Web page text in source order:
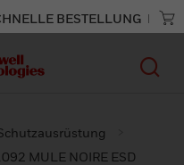
BESTELLUNG
MULE NOIRE ESD